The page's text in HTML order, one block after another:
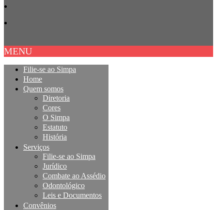
MENU
Filie-se ao Simpa
Home
Quem somos
Diretoria
Cores
O Simpa
Estatuto
História
Serviços
Filie-se ao Simpa
Jurídico
Combate ao Assédio
Odontológico
Leis e Documentos
Convênios